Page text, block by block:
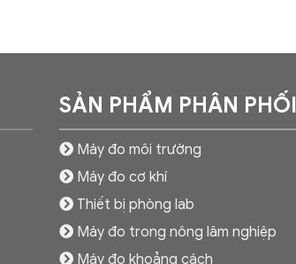
SẢN PHẨM PHÂN PHỐI
Máy đo môi trường
Máy đo cơ khí
Thiết bị phòng lab
Máy đo trong nông lâm nghiệp
Máy đo khoảng cách